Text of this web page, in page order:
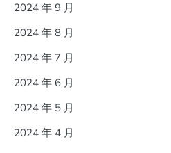
2024 年 9 月
2024 年 8 月
2024 年 7 月
2024 年 6 月
2024 年 5 月
2024 年 4 月